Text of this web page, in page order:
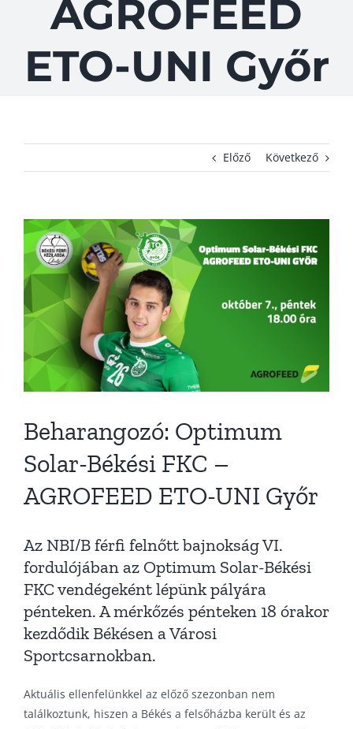
ADATVÉDELEM
AGROFEED
ETO-UNI Győr
Előző Következő
View
Larger
Image
Beharangozó: Optimum
Solar-Békési FKC –
AGROFEED ETO-UNI Győr
Az NBI/B férfi felnőtt bajnokság VI.
fordulójában az Optimum Solar-Békési
FKC vendégeként lépünk pályára
pénteken. A mérkőzés pénteken 18 órakor
kezdődik Békésen a Városi
Sportcsarnokban.
Aktuális ellenfelünkkel az előző szezonban nem
találkoztunk, hiszen a Békés a felsőházba került és az